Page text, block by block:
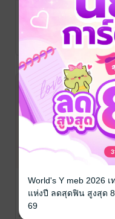
เพื่อนโสดโปรด
จีบ
ใบหมี่
นิยายโรมานซ์
เ
หั
ใบ
นิย
No
รัก
ใบหมี่
นิยายโรมานซ์
No Rating
ต
ใบ
World's Y meb 2026
แห่งปี ลดสุดฟิน สูงสุด
69